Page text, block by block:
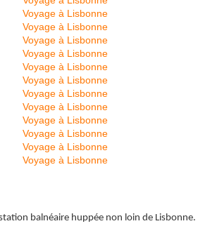
balnéaire huppée non loin de Lisbonne.